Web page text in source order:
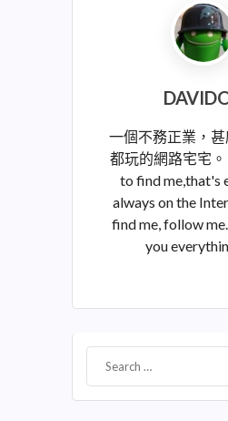
一個不務正業，
都玩的網路宅宅
to find me,that's
always on the
find me, follow
you